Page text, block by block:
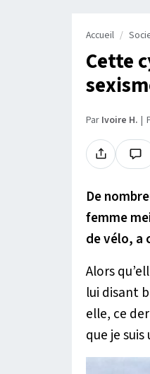
Accueil
Cette
Par Ivoire H.
De
femme
de vélo, a
Alors
lui disant
elle, ce
que je